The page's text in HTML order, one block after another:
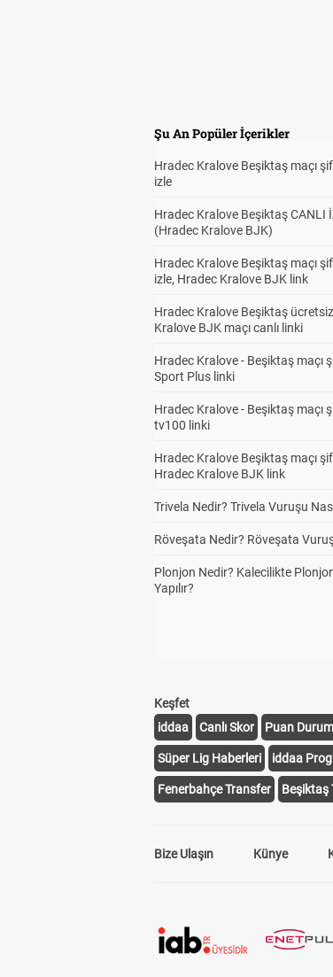
Şu An Popüler İçerikler
Hradec Kralove Beşiktaş maçı
izle
Hradec Kralove Beşiktaş CANLI
(Hradec Kralove BJK)
Hradec Kralove Beşiktaş maçı
izle, Hradec Kralove BJK link
Hradec Kralove Beşiktaş
Kralove BJK maçı canlı linki
Hradec Kralove - Beşiktaş maçı
Sport Plus linki
Hradec Kralove - Beşiktaş maçı
tv100 linki
Hradec Kralove Beşiktaş maçı
Hradec Kralove BJK link
Trivela Nedir? Trivela Vuruşu
Röveşata Nedir? Röveşata
Plonjon Nedir? Kalecilikte
Yapılır?
Keşfet
iddaa
Canlı Skor Puan
Süper Lig Haberleri iddaa
Fenerbahçe Transfer Beşiktaş
Bize Ulaşın Künye